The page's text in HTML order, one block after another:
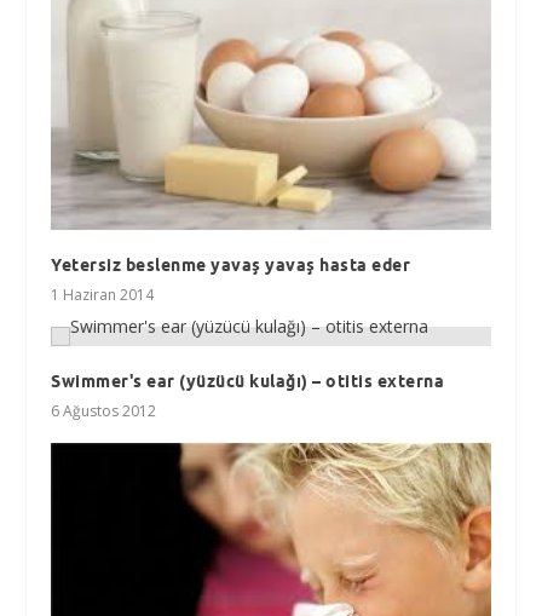
Yetersiz beslenme yavaş yavaş hasta eder
1 Haziran 2014
Swimmer's ear (yüzücü kulağı) – otitis externa
6 Ağustos 2012